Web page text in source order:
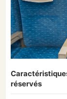
réservés